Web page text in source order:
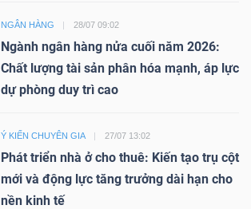
NGÂN HÀNG 28/07 09:02
Ngành ngân hàng nửa cuối năm 2026:
Chất lượng tài sản phân hóa mạnh, áp lực
dự phòng duy trì cao
Ý KIẾN CHUYÊN GIA 27/07 13:02
Phát triển nhà ở cho thuê: Kiến tạo trụ cột
mới và động lực tăng trưởng dài hạn cho
nền kinh tế